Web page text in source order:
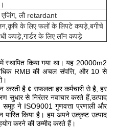
एजिंग, लौ retardant
के लिए फलों के लिपटे कपड़े,बगीचे
कपड़े,गार्डर के लिए लॉन कपड़े
किया गया था। यह 20000m2
RMB की अचल संपत्ति, और 10 से
करती है ¢ सफलता हर कर्मचारी से है, हर
सुधार से निरंतर नवाचार करते हैं,उत्पाद
ने ISO9001 गुणवत्ता प्रणाली और
पारित किया है। हम अपने उत्कृष्ट उत्पाद
करने की उम्मीद करते हैं।